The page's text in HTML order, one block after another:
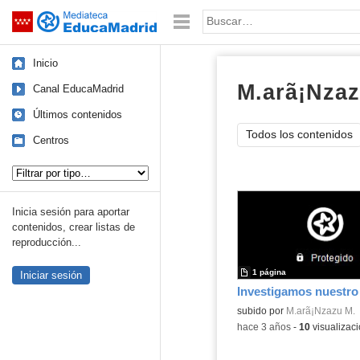
Saltar navegación Palabra o frase:
Inicio
Canal EducaMadrid
Últimos contenidos
Centros
Inicia sesión para aportar
contenidos, crear listas de
reproducción...
Iniciar sesión
Todos los contenidos
Investigamos
Contenido educativo.
subido por M.arã¡Nzazu M.
1 página
-hace 3 años- 10